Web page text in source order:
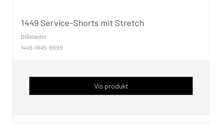
1449 Service-Shorts mit Stretch
Blåklæder
1449-1845-8699
Vis produkt